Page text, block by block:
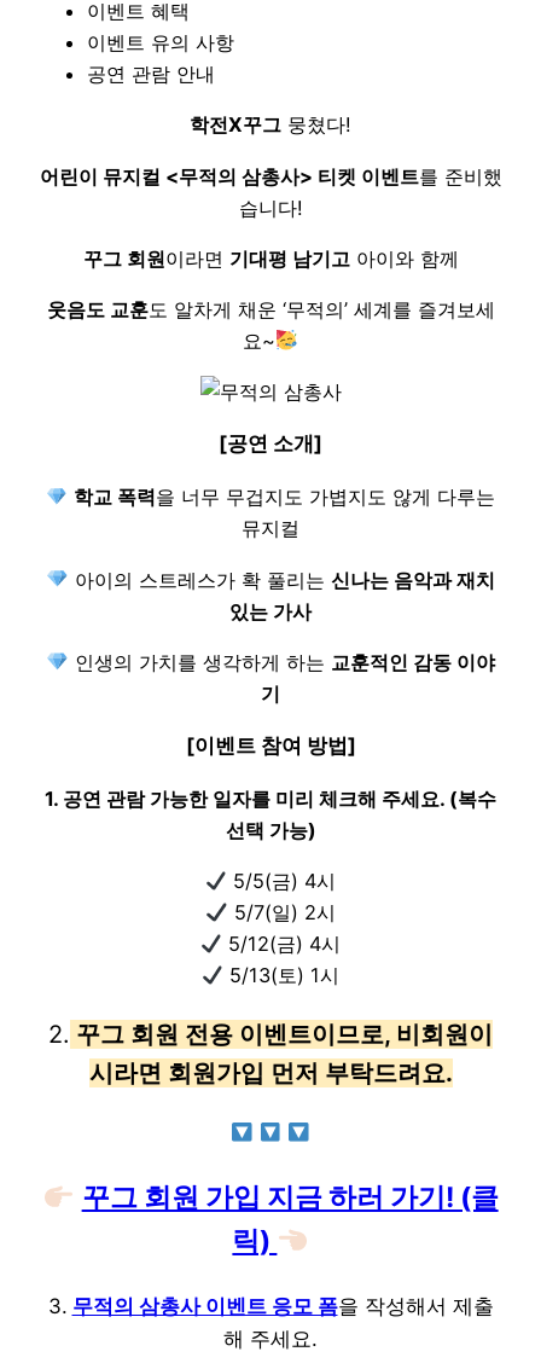
이벤트 혜택
이벤트 유의 사항
공연 관람 안내
학전X꾸그 뭉쳤다!
어린이 뮤지컬 <무적의 삼총사> 티켓 이벤트를 준비했
습니다!
꾸그 회원이라면 기대평 남기고 아이와 함께
웃음도 교훈도 알차게 채운 ‘무적의’ 세계를 즐겨보세
요~
[공연 소개]
학교 폭력을 너무 무겁지도 가볍지도 않게 다루는
뮤지컬
아이의 스트레스가 확 풀리는 신나는 음악과 재치
있는 가사
인생의 가치를 생각하게 하는 교훈적인 감동 이야
기
[이벤트 참여 방법]
1. 공연 관람 가능한 일자를 미리 체크해 주세요. (복수
선택 가능)
5/5(금) 4시
5/7(일) 2시
5/12(금) 4시
5/13(토) 1시
2. 꾸그 회원 전용 이벤트이므로, 비회원이
시라면 회원가입 먼저 부탁드려요.
꾸그 회원 가입 지금 하러 가기! (클
릭)
3. 무적의 삼총사 이벤트 응모 폼을 작성해서 제출
해 주세요.